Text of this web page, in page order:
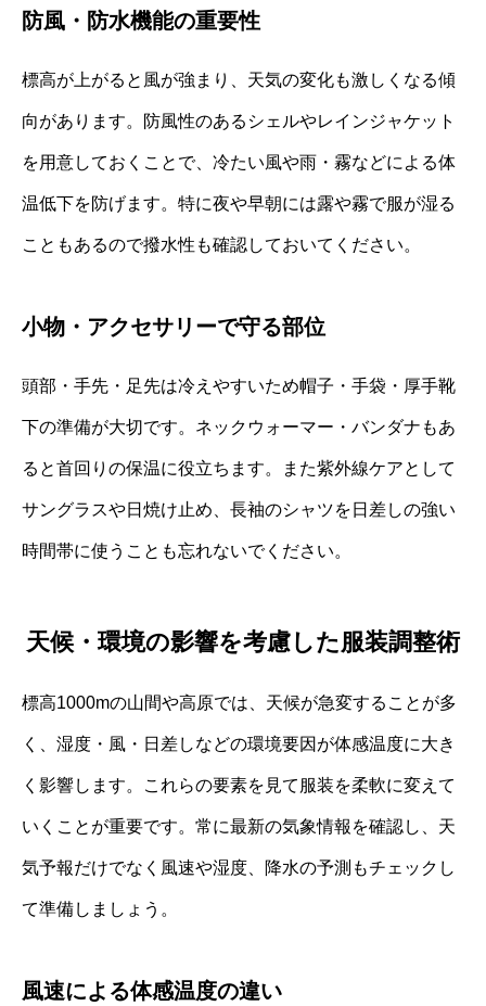
防風・防水機能の重要性
標高が上がると風が強まり、天気の変化も激しくなる傾
向があります。防風性のあるシェルやレインジャケット
を用意しておくことで、冷たい風や雨・霧などによる体
温低下を防げます。特に夜や早朝には露や霧で服が湿る
こともあるので撥水性も確認しておいてください。
小物・アクセサリーで守る部位
頭部・手先・足先は冷えやすいため帽子・手袋・厚手靴
下の準備が大切です。ネックウォーマー・バンダナもあ
ると首回りの保温に役立ちます。また紫外線ケアとして
サングラスや日焼け止め、長袖のシャツを日差しの強い
時間帯に使うことも忘れないでください。
天候・環境の影響を考慮した服装調整術
標高1000mの山間や高原では、天候が急変することが多
く、湿度・風・日差しなどの環境要因が体感温度に大き
く影響します。これらの要素を見て服装を柔軟に変えて
いくことが重要です。常に最新の気象情報を確認し、天
気予報だけでなく風速や湿度、降水の予測もチェックし
て準備しましょう。
風速による体感温度の違い